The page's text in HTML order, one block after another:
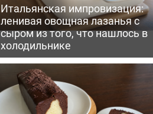
Итальянская импровизация:
ленивая овощная лазанья с
сыром из того, что нашлось в
холодильнике